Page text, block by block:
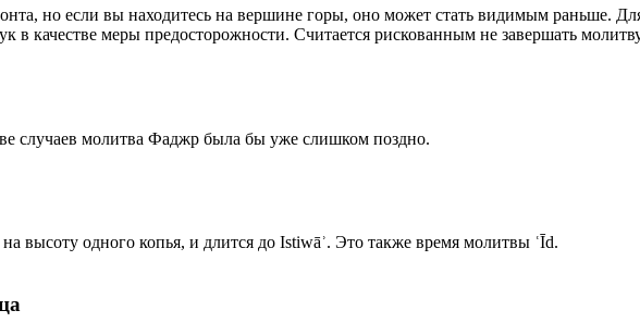
но если вы находитесь на вершине горы, оно может стать видимым раньше.
качестве меры предосторожности. Считается рискованным не завершать
случаев молитва Фаджр была бы уже слишком поздно.
высоту одного копья, и длится до Istiwāʾ. Это также время молитвы ʿĪd.